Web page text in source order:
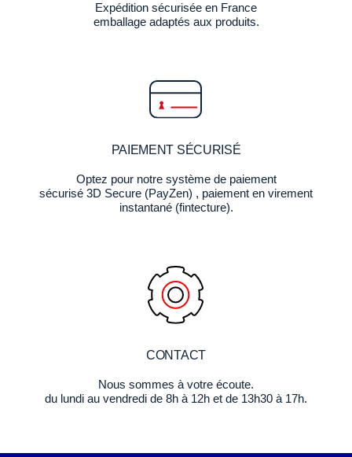
Expédition sécurisée en France
emballage adaptés aux produits.
PAIEMENT SÉCURISÉ
Optez pour notre système de paiement
sécurisé 3D Secure (PayZen) , paiement en virement
instantané (fintecture).
CONTACT
Nous sommes à votre écoute.
du lundi au vendredi de 8h à 12h et de 13h30 à 17h.